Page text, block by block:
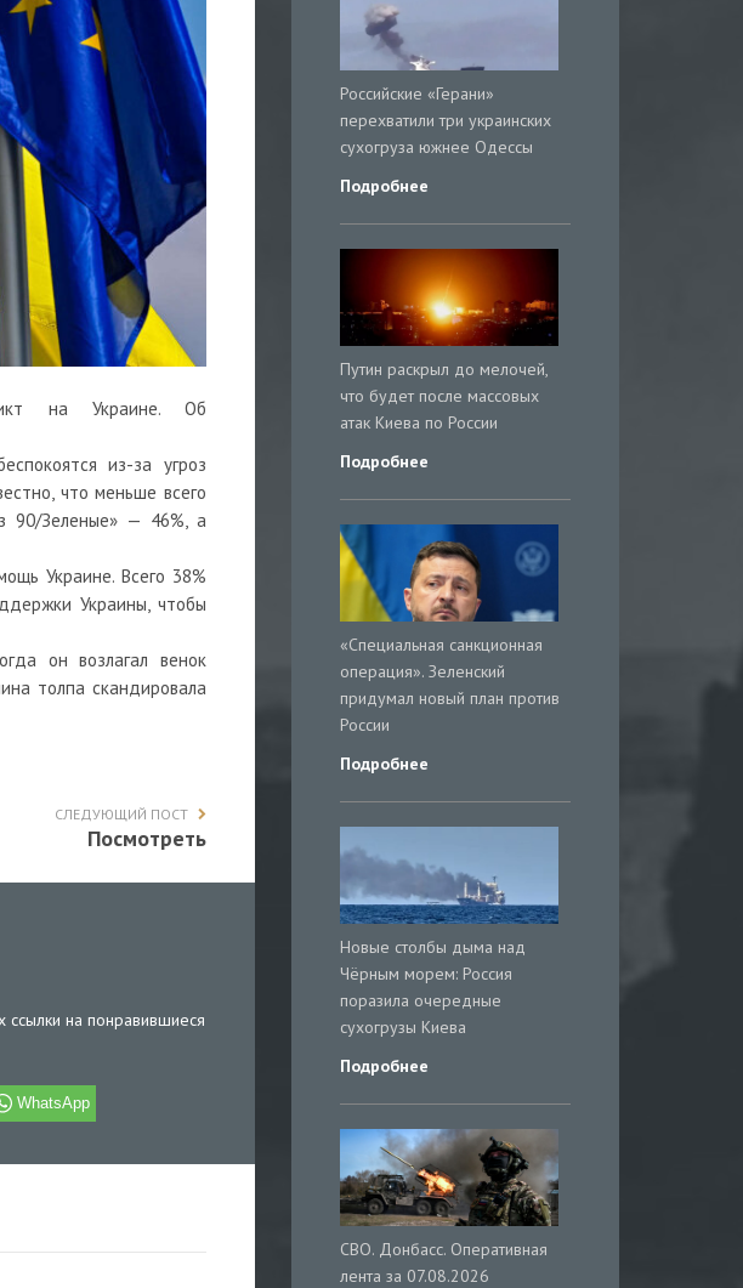
на Украине. Об
из-за угроз
что меньше всего
90/Зеленые» — 46%, а
Украине. Всего 38%
Украины, чтобы
он возлагал венок
толпа скандировала
СЛЕДУЮЩИЙ ПОСТ
Посмотреть
ссылки на понравившиеся
WhatsApp
Российские «Герани»
перехватили три украинских
сухогруза южнее Одессы
Подробнее
Путин раскрыл до мелочей,
что будет после массовых
атак Киева по России
Подробнее
«Специальная санкционная
операция». Зеленский
придумал новый план против
России
Подробнее
Новые столбы дыма над
Чёрным морем: Россия
поразила очередные
сухогрузы Киева
Подробнее
СВО. Донбасс. Оперативная
лента за 07.08.2026